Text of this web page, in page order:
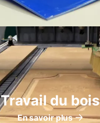
Travail du bois
En savoir plus